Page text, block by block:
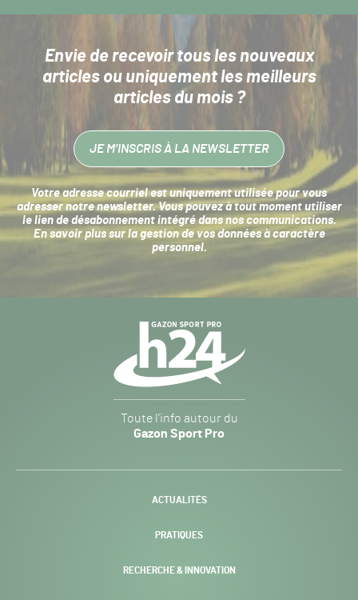
Envie de recevoir tous les nouveaux
articlesou uniquement les meilleurs
articles du mois ?
JE M’INSCRIS À LA NEWSLETTER
Votre adresse courriel est uniquement utilisée pour vous
adresser notre newsletter. Vous pouvez à tout moment utiliser
le lien de désabonnement intégré dans nos communications.
En savoir plus sur la gestion de vos données à caractère
personnel.
Sport
Pro
-
Toute l’info autour du
Gazon Sport Pro
ACTUALITÉS
PRATIQUES
RECHERCHE & INNOVATION